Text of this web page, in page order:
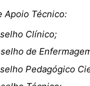
Apoio Técnico:
Clínico;
de
Pedagógico